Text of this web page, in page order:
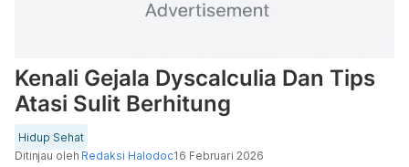
Kenali Gejala Dyscalculia Dan Tips
Atasi Sulit Berhitung
Hidup Sehat
Ditinjau oleh Redaksi Halodoc16 Februari 2026